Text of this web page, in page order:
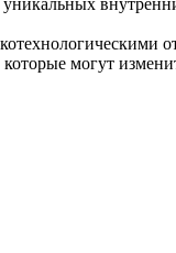
могут